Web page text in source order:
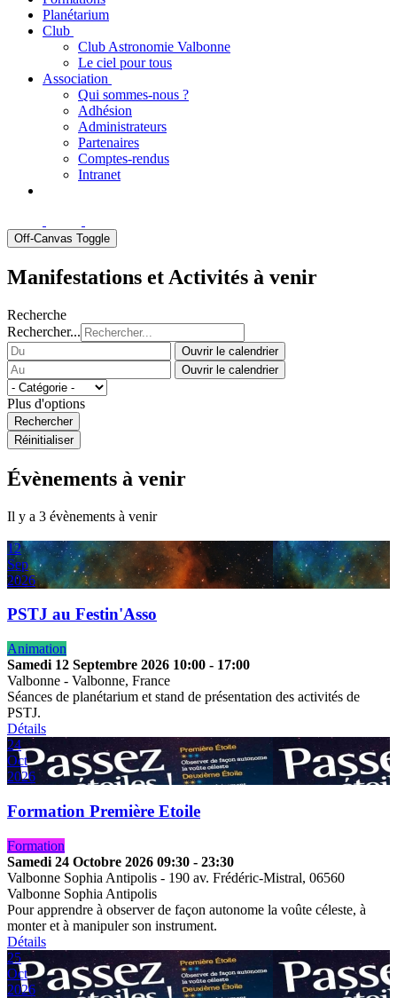
Planétarium
Club
Club Astronomie Valbonne
Le ciel pour tous
Association
Qui sommes-nous ?
Adhésion
Administrateurs
Partenaires
Comptes-rendus
Intranet
Off-Canvas Toggle
Manifestations et Activités à venir
Recherche
Rechercher...
Ouvrir le calendrier
Ouvrir le calendrier
Plus d'options
Rechercher
Réinitialiser
Évènements à venir
Il y a 3 évènements à venir
12
Sep
2026
PSTJ au Festin'Asso
Animation
Samedi 12 Septembre 2026 10:00 - 17:00
Valbonne - Valbonne, France
Séances de planétarium et stand de présentation des activités de
PSTJ.
Détails
24
Oct
2026
Formation Première Etoile
Formation
Samedi 24 Octobre 2026 09:30 - 23:30
Valbonne Sophia Antipolis - 190 av. Frédéric-Mistral, 06560
Valbonne Sophia Antipolis
Pour apprendre à observer de façon autonome la voûte céleste, à
monter et à manipuler son instrument.
Détails
25
Oct
2026